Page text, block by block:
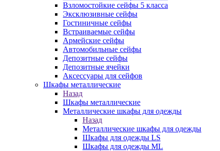
Взломостойкие сейфы 5 класса
Эксклюзивные сейфы
Гостиничные сейфы
Встраиваемые сейфы
Армейские сейфы
Автомобильные сейфы
Депозитные сейфы
Депозитные ячейки
Аксессуары для сейфов
Шкафы металлические
Назад
Шкафы металлические
Металлические шкафы для одежды
Назад
Металлические шкафы для одежды
Шкафы для одежды LS
Шкафы для одежды ML